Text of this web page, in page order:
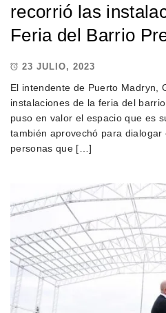
recorrió las
Feria del Barrio
23 JULIO, 2023
El intendente de Puerto Madryn,
instalaciones de la feria del
puso en valor el espacio que es
también aprovechó para dialogar
personas que […]